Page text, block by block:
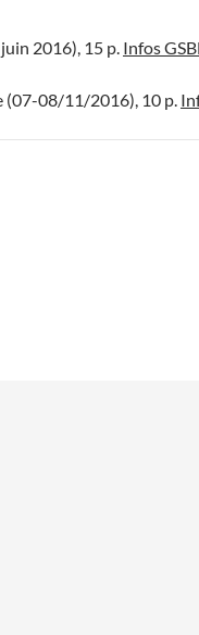
2016), 15 p. Infos
(07-08/11/2016), 10 p.